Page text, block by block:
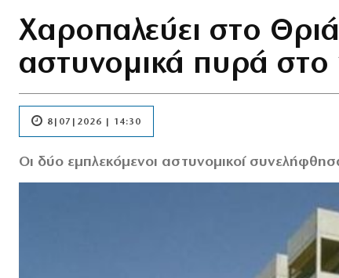
Χαροπαλεύει στο
αστυνομικά πυρά στο
8|07|2026 | 14:30
Οι δύο εμπλεκόμενοι αστυνομικοί